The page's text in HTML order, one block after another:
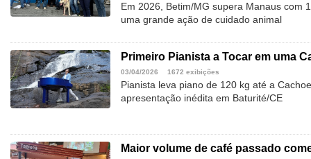
Em 2026, Betim/MG supera Manaus com
uma grande ação de cuidado animal
Primeiro Pianista a Tocar em uma
03/04/2026 1672 exibições
Pianista leva piano de 120 kg até a
apresentação inédita em Baturité/CE
Maior volume de café passado